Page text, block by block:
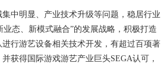
中明显、产业技术升级等问题，稳居行业
态、新模式融合”的发展战略，积极打造
行游艺设备相关技术开发，有超过百项著
获得国际游戏游艺产业巨头SEGA认可，